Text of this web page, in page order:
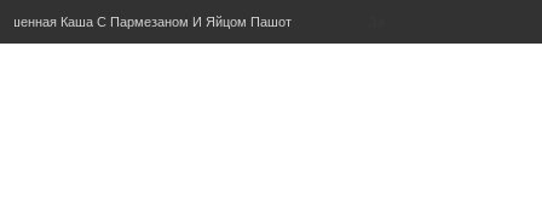
Пшенная Каша С Пармезаном И Яйцом Пашот